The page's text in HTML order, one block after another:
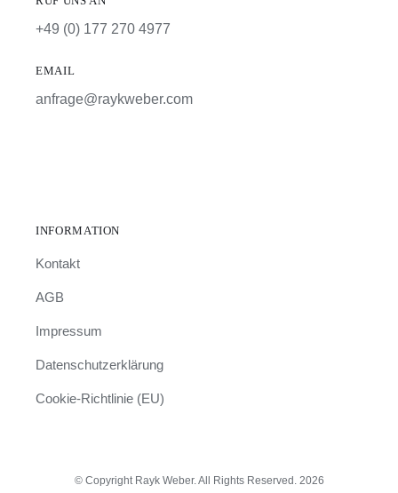
+49 (0) 177 270 4977
EMAIL
anfrage@raykweber.com
INFORMATION
Kontakt
AGB
Impressum
Datenschutzerklärung
Cookie-Richtlinie (EU)
© Copyright Rayk Weber. All Rights Reserved. 2026